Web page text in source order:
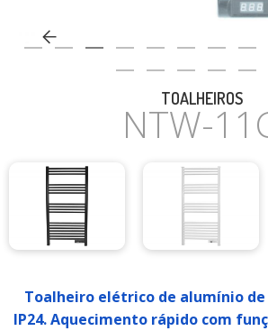
TOALHEIROS
NTW-
Toalheiro elétrico de alumínio de
IP24. Aquecimento rápido com